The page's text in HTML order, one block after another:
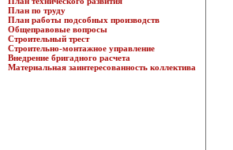
План по труду
План работы подсобных производств
Общеправовые вопросы
Строительный трест
Строительно-монтажное управление
Внедрение бригадного расчета
Материальная заинтересованность коллектива